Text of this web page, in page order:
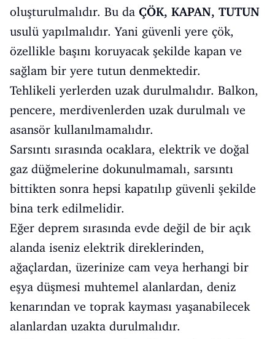
oluşturulmalıdır. Bu da ÇÖK, KAPAN, TUTUN
usulü yapılmalıdır. Yani güvenli yere çök,
özellikle başını koruyacak şekilde kapan ve
sağlam bir yere tutun denmektedir.
Tehlikeli yerlerden uzak durulmalıdır. Balkon,
pencere, merdivenlerden uzak durulmalı ve
asansör kullanılmamalıdır.
Sarsıntı sırasında ocaklara, elektrik ve doğal
gaz düğmelerine dokunulmamalı, sarsıntı
bittikten sonra hepsi kapatılıp güvenli şekilde
bina terk edilmelidir.
Eğer deprem sırasında evde değil de bir açık
alanda iseniz elektrik direklerinden,
ağaçlardan, üzerinize cam veya herhangi bir
eşya düşmesi muhtemel alanlardan, deniz
kenarından ve toprak kayması yaşanabilecek
alanlardan uzakta durulmalıdır.